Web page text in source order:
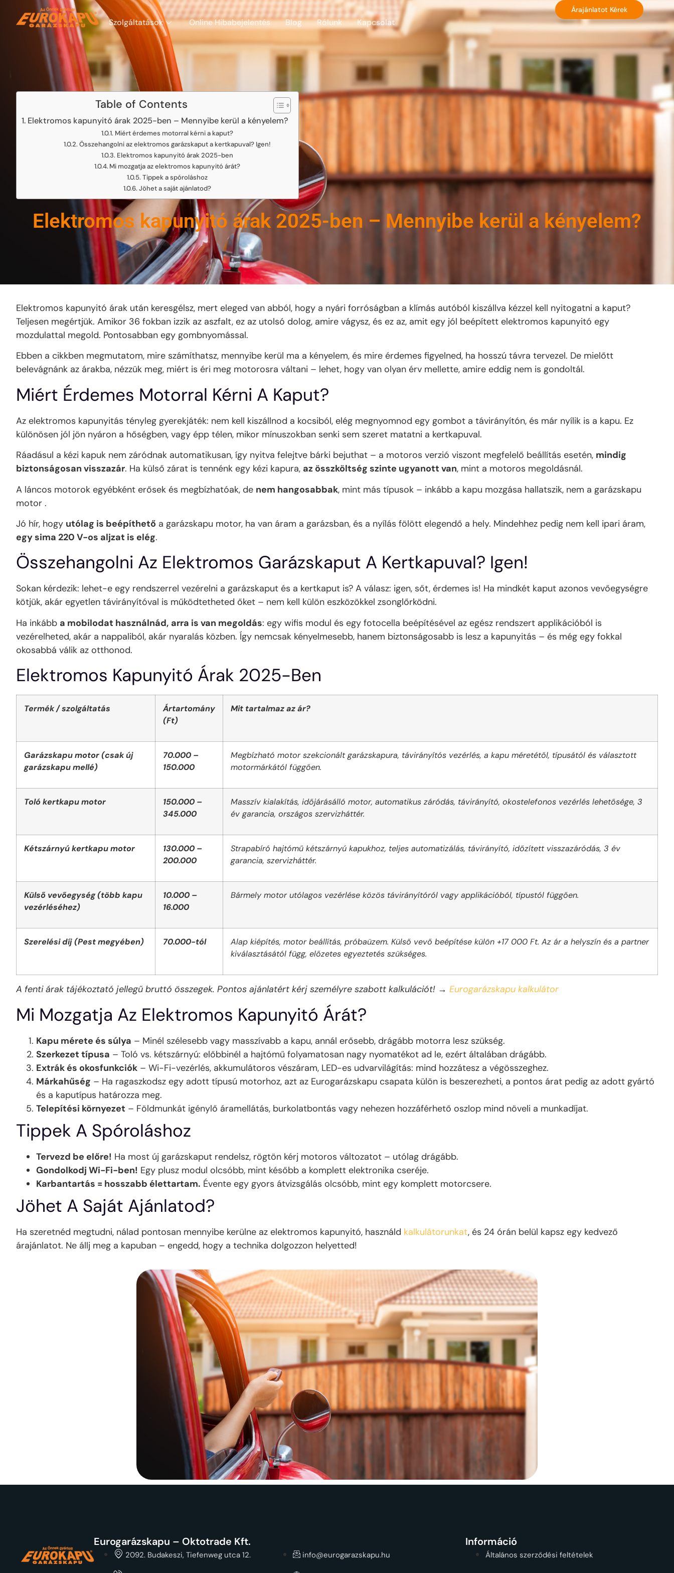
Szolgáltatások Online Hibabejelentés Blog Rólunk Kapcsolat
Árajánlatot Kérek
Table of Contents
Elektromos kapunyitó árak 2025-ben – Mennyibe kerül a kényelem?
Miért érdemes motorral kérni a kaput?
Összehangolni az elektromos garázskaput a kertkapuval? Igen!
Elektromos kapunyitó árak 2025-ben
Mi mozgatja az elektromos kapunyitó árát?
Tippek a spóroláshoz
Jöhet a saját ajánlatod?
Elektromos kapunyitó árak 2025-ben – Mennyibe kerül a kényelem?
Elektromos kapunyitó árak után keresgélsz, mert eleged van abból, hogy a nyári forróságban a klímás autóból kiszállva kézzel kell nyitogatni a kaput?
Teljesen megértjük. Amikor 36 fokban izzik az aszfalt, ez az utolsó dolog, amire vágysz, és ez az, amit egy jól beépített elektromos kapunyitó egy
mozdulattal megold. Pontosabban egy gombnyomással.
Ebben a cikkben megmutatom, mire számíthatsz, mennyibe kerül ma a kényelem, és mire érdemes figyelned, ha hosszú távra tervezel. De mielőtt
belevágnánk az árakba, nézzük meg, miért is éri meg motorosra váltani – lehet, hogy van olyan érv mellette, amire eddig nem is gondoltál.
Miért Érdemes Motorral Kérni A Kaput?
Az elektromos kapunyitás tényleg gyerekjáték: nem kell kiszállnod a kocsiból, elég megnyomnod egy gombot a távirányítón, és már nyílik is a kapu. Ez
különösen jól jön nyáron a hőségben, vagy épp télen, mikor mínuszokban senki sem szeret matatni a kertkapuval.
Ráadásul a kézi kapuk nem záródnak automatikusan, így nyitva felejtve bárki bejuthat – a motoros verzió viszont megfelelő beállítás esetén, mindig
biztonságosan visszazár. Ha külső zárat is tennénk egy kézi kapura, az összköltség szinte ugyanott van, mint a motoros megoldásnál.
A láncos motorok egyébként erősek és megbízhatóak, de nem hangosabbak, mint más típusok – inkább a kapu mozgása hallatszik, nem a garázskapu
motor .
Jó hír, hogy utólag is beépíthető a garázskapu motor, ha van áram a garázsban, és a nyílás fölött elegendő a hely. Mindehhez pedig nem kell ipari áram,
egy sima 220 V-os aljzat is elég.
Összehangolni Az Elektromos Garázskaput A Kertkapuval? Igen!
Sokan kérdezik: lehet-e egy rendszerrel vezérelni a garázskaput és a kertkaput is? A válasz: igen, sőt, érdemes is! Ha mindkét kaput azonos vevőegységre
kötjük, akár egyetlen távirányítóval is működtetheted őket – nem kell külön eszközökkel zsonglőrködni.
Ha inkább a mobilodat használnád, arra is van megoldás: egy wifis modul és egy fotocella beépítésével az egész rendszert applikációból is
vezérelheted, akár a nappaliból, akár nyaralás közben. Így nemcsak kényelmesebb, hanem biztonságosabb is lesz a kapunyitás – és még egy fokkal
okosabbá válik az otthonod.
Elektromos Kapunyitó Árak 2025-Ben
Termék / szolgáltatás
Ártartomány
(Ft)
Mit tartalmaz az ár?
Garázskapu motor (csak új
garázskapu mellé)
70.000 –
150.000
Megbízható motor szekcionált garázskapura, távirányítós vezérlés, a kapu méretétől, típusától és választott
motormárkától függően.
Toló kertkapu motor
150.000 –
345.000
Masszív kialakítás, időjárásálló motor, automatikus záródás, távirányító, okostelefonos vezérlés lehetősége, 3
év garancia, országos szervizháttér.
Kétszárnyú kertkapu motor
130.000 –
200.000
Strapabíró hajtómű kétszárnyú kapukhoz, teljes automatizálás, távirányító, időzített visszazáródás, 3 év
garancia, szervizháttér.
Külső vevőegység (több kapu
vezérléséhez)
10.000 –
16.000
Bármely motor utólagos vezérlése közös távirányítóról vagy applikációból, típustól függően.
Szerelési díj (Pest megyében) 70.000-tól
Alap kiépítés, motor beállítás, próbaüzem. Külső vevő beépítése külön +17 000 Ft. Az ár a helyszín és a partner
kiválasztásától függ, előzetes egyeztetés szükséges.
A fenti árak tájékoztató jellegű bruttó összegek. Pontos ajánlatért kérj személyre szabott kalkulációt! → Eurogarázskapu kalkulátor
Mi Mozgatja Az Elektromos Kapunyitó Árát?
Kapu mérete és súlya – Minél szélesebb vagy masszívabb a kapu, annál erősebb, drágább motorra lesz szükség.
Szerkezet típusa – Toló vs. kétszárnyú: előbbinél a hajtómű folyamatosan nagy nyomatékot ad le, ezért általában drágább.
Extrák és okosfunkciók – Wi-Fi-vezérlés, akkumulátoros vész­áram, LED-es udvarvilágítás: mind hozzátesz a végösszeghez.
Márkahűség – Ha ragaszkodsz egy adott típusú motorhoz, azt az Eurogarázskapu csapata külön is beszerezheti, a pontos árat pedig az adott gyártó
és a kaputípus határozza meg.
Telepítési környezet – Földmunkát igénylő áram­ellátás, burkolatbontás vagy nehezen hozzáférhető oszlop mind növeli a munkadíjat.
Tippek A Spóroláshoz
Tervezd be előre! Ha most új garázskaput rendelsz, rögtön kérj motoros változatot – utólag drágább.
Gondolkodj Wi-Fi-ben! Egy plusz modul olcsóbb, mint később a komplett elektronika cseréje.
Karbantartás = hosszabb élettartam. Évente egy gyors átvizsgálás olcsóbb, mint egy komplett motorcsere.
Jöhet A Saját Ajánlatod?
Ha szeretnéd megtudni, nálad pontosan mennyibe kerülne az elektromos kapunyitó, használd kalkulátorunkat, és 24 órán belül kapsz egy kedvező
árajánlatot. Ne állj meg a kapuban – engedd, hogy a technika dolgozzon helyetted!
Eurogarázskapu – Oktotrade Kft.
2092. Budakeszi, Tiefenweg utca 12. info@eurogarazskapu.hu
Információ
Általános szerződési feltételek